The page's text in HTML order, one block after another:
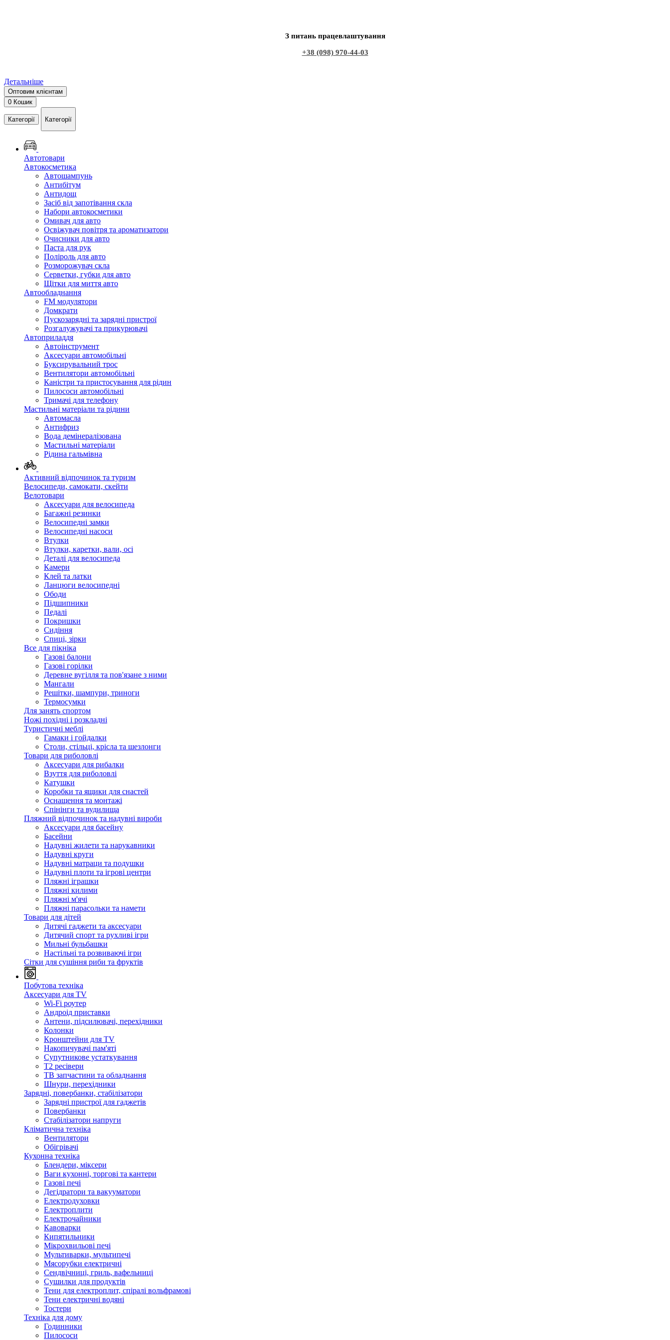
З питань працевлаштування
+38 (098) 970-44-03
Детальніше
Оптовим клієнтам
0 Кошик
Категорії Категорії
Автотовари
Автокосметика
Автошампунь
Антибітум
Антидощ
Засіб від запотівання скла
Набори автокосметики
Омивач для авто
Освіжувач повітря та ароматизатори
Очисники для авто
Паста для рук
Поліроль для авто
Розморожувач скла
Серветки, губки для авто
Щітки для миття авто
Автообладнання
FM модулятори
Домкрати
Пускозарядні та зарядні пристрої
Розгалужувачі та прикурювачі
Автоприладдя
Автоінструмент
Аксесуари автомобільні
Буксирувальний трос
Вентилятори автомобільні
Каністри та пристосування для рідин
Пилососи автомобільні
Тримачі для телефону
Мастильні матеріали та рідини
Автомасла
Антифриз
Вода демінералізована
Мастильні матеріали
Рідина гальмівна
Активний відпочинок та туризм
Велосипеди, самокати, скейти
Велотовари
Аксесуари для велосипеда
Багажні резинки
Велосипедні замки
Велосипедні насоси
Втулки
Втулки, каретки, вали, осі
Деталі для велосипеда
Камери
Клей та латки
Ланцюги велосипедні
Ободи
Підшипники
Педалі
Покришки
Сидіння
Спиці, зірки
Все для пікніка
Газові балони
Газові горілки
Деревне вугілля та пов'язане з ними
Мангали
Решітки, шампури, триноги
Термосумки
Для занять спортом
Ножі похідні і розкладні
Туристичні меблі
Гамаки і гойдалки
Столи, стільці, крісла та шезлонги
Товари для риболовлі
Аксесуари для рибалки
Взуття для риболовлі
Катушки
Коробки та ящики для снастей
Оснащення та монтажі
Спінінги та вудилища
Пляжний відпочинок та надувні вироби
Аксесуари для басейну
Басейни
Надувні жилети та нарукавники
Надувні круги
Надувні матраци та подушки
Надувні плоти та ігрові центри
Пляжні іграшки
Пляжні килими
Пляжні м'ячі
Пляжні парасольки та намети
Товари для дітей
Дитячі гаджети та аксесуари
Дитячий спорт та рухливі ігри
Мильні бульбашки
Настільні та розвиваючі ігри
Сітки для сушіння риби та фруктів
Побутова техніка
Аксесуари для TV
Wi-Fi роутер
Андроід приставки
Антени, підсилювачі, перехідники
Колонки
Кронштейни для TV
Накопичувачі пам'яті
Супутникове устаткування
Т2 ресівери
ТВ запчастини та обладнання
Шнури, перехідники
Зарядні, повербанки, стабілізатори
Зарядні пристрої для гаджетів
Повербанки
Стабілізатори напруги
Кліматична техніка
Вентилятори
Обігрівачі
Кухонна техніка
Блендери, міксери
Ваги кухонні, торгові та кантери
Газові печі
Дегідратори та вакууматори
Електродуховки
Електроплити
Електрочайники
Кавоварки
Кипятильники
Мікрохвильові печі
Мультиварки, мультипечі
Мясорубки електричні
Сендвічниці, гриль, вафельниці
Сушилки для продуктів
Тени для електроплит, спіралі вольфрамові
Тени електричні водяні
Тостери
Техніка для дому
Годинники
Пилососи